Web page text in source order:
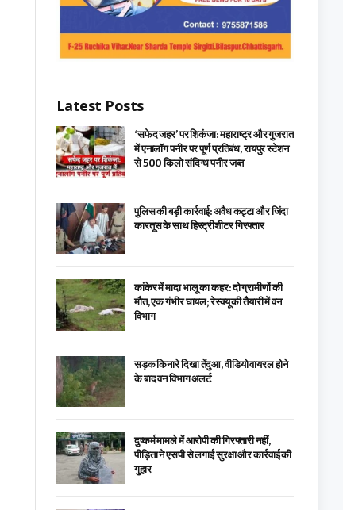
Latest Posts
‘सफेद जहर’ पर शिकंजा: महाराष्ट्र और गुजरात
में एनालॉग पनीर पर पूर्ण प्रतिबंध, रायपुर स्टेशन
से 500 किलो संदिग्ध पनीर जब्त
पुलिस की बड़ी कार्रवाई: अवैध कट्टा और जिंदा
कारतूस के साथ हिस्ट्रीशीटर गिरफ्तार
कांकेर में मादा भालू का कहर: दो ग्रामीणों की
मौत, एक गंभीर घायल; रेस्क्यू की तैयारी में वन
विभाग
सड़क किनारे दिखा तेंदुआ, वीडियो वायरल होने
के बाद वन विभाग अलर्ट
दुष्कर्म मामले में आरोपी की गिरफ्तारी नहीं,
पीड़िता ने एसपी से लगाई सुरक्षा और कार्रवाई की
गुहार